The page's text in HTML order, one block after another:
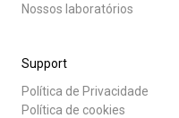
Nossos laboratórios
Support
Política de Privacidade
Política de cookies